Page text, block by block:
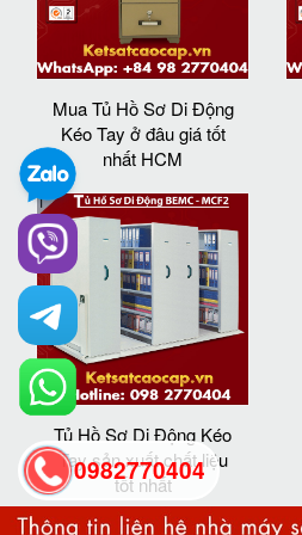
Mua Tủ Hồ Sơ Di Động
Kéo Tay ở đâu giá tốt
nhất HCM
Tủ Hồ Sơ Di Động Kéo
Tay sản xuất chất liệu
tốt nhất
0982770404